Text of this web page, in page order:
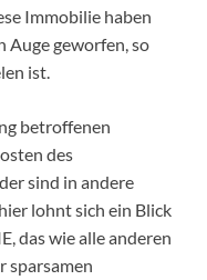
Immobilie haben
Auge geworfen, so
ist.
betroffenen
des
sind in andere
lohnt sich ein Blick
das wie alle anderen
sparsamen